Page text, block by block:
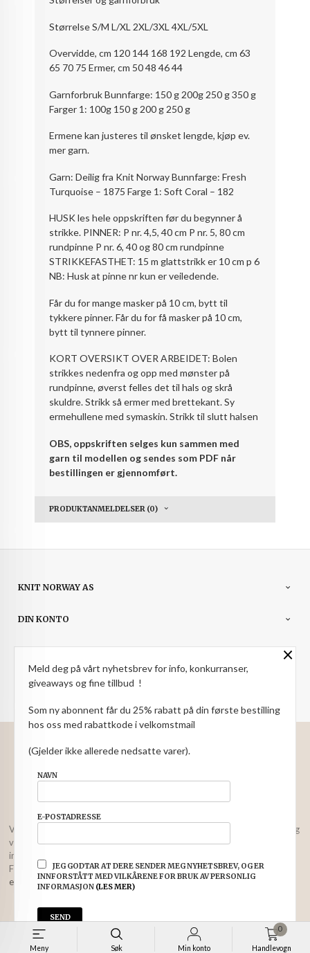
Meny Søk Min konto Handlevogn
0
Størrelse S/M L/XL 2XL/3XL 4XL/5XL
Overvidde, cm 120 144 168 192 Lengde, cm 63
65 70 75 Ermer, cm 50 48 46 44
Garnforbruk Bunnfarge: 150 g 200g 250 g 350 g
Farger 1: 100g 150 g 200 g 250 g
Ermene kan justeres til ønsket lengde, kjøp ev.
mer garn.
Garn: Deilig fra Knit Norway Bunnfarge: Fresh
Turquoise – 1875 Farge 1: Soft Coral – 182
HUSK les hele oppskriften før du begynner å
strikke. PINNER: P nr. 4,5, 40 cm P nr. 5, 80 cm
rundpinne P nr. 6, 40 og 80 cm rundpinne
STRIKKEFASTHET: 15 m glattstrikk er 10 cm p 6
NB: Husk at pinne nr kun er veiledende.
Får du for mange masker på 10 cm, bytt til
tykkere pinner. Får du for få masker på 10 cm,
bytt til tynnere pinner.
KORT OVERSIKT OVER ARBEIDET: Bolen
strikkes nedenfra og opp med mønster på
rundpinne, øverst felles det til hals og skrå
skuldre. Strikk så ermer med brettekant. Sy
ermehullene med symaskin. Strikk til slutt halsen
OBS, oppskriften selges kun sammen med
garn til modellen og sendes som PDF når
bestillingen er gjennomført.
PRODUKTANMELDELSER (0)
KNIT NORWAY AS
DIN KONTO
NYHETSBREV
PARTNERE
Valuta
FRAKT
NYHETSBREV
Vår nettbutikk bruker cookies slik at du får en bedre kjøpsopplevelse og
vi kan yte deg bedre service. Vi bruker cookies hovedsaklig til å lagre
innloggingsdetaljer og huske hva du har puttet i handlekurven din.
Fortsett å bruke siden som normalt om du godtar dette.Les mer
endre innstillinger for cookies.
×
Meld deg på vårt nyhetsbrev for info, konkurranser,
giveaways og fine tillbud !
Som ny abonnent får du 25% rabatt på din første bestilling
hos oss med rabattkode i velkomstmail
(Gjelder ikke allerede nedsatte varer).
NAVN
E-POSTADRESSE
JEG GODTAR AT DERE SENDER MEG NYHETSBREV, OG ER
INNFORSTÅTT MED VILKÅRENE FOR BRUK AV PERSONLIG
INFORMASJON (LES MER)